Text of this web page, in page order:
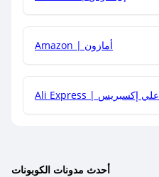
Amazon | أمازون
Ali Express | علي إكسبريس
أحدث مدونات الكوبونات